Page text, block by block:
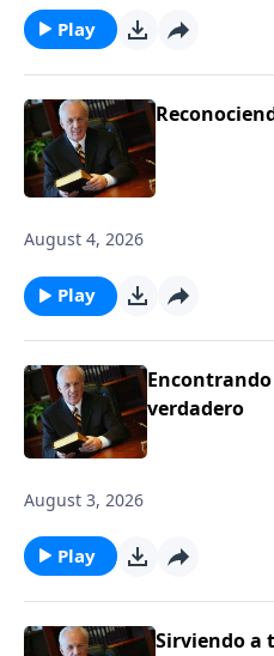
Play
August 4, 2026
Play
verdadero
August 3, 2026
Play
Sirviendo a